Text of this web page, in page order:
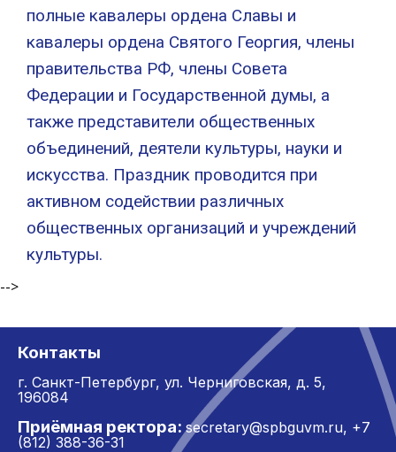
полные кавалеры ордена Славы и
кавалеры ордена Святого Георгия, члены
правительства РФ, члены Совета
Федерации и Государственной думы, а
также представители общественных
объединений, деятели культуры, науки и
искусства. Праздник проводится при
активном содействии различных
общественных организаций и учреждений
культуры.
-->
Контакты
г. Санкт-Петербург, ул. Черниговская, д. 5,
196084
Приёмная ректора: secretary@spbguvm.ru, +7
(812) 388-36-31